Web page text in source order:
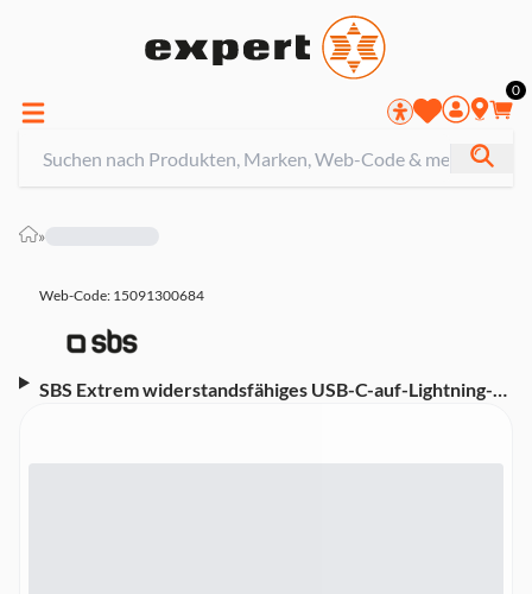
0
»
Web-Code: 15091300684
SBS Extrem widerstandsfähiges USB-C-auf-Lightning-